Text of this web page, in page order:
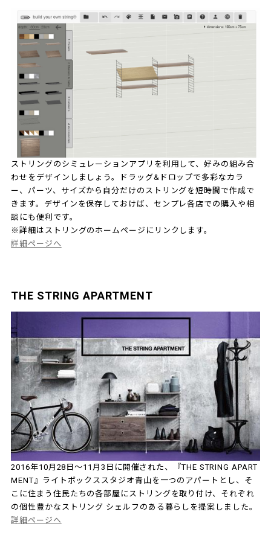
ストリングのシミュレーションアプリを利用して、好みの組み合
わせをデザインしましょう。ドラッグ&ドロップで多彩なカラ
ー、パーツ、サイズから自分だけのストリングを短時間で作成で
きます。デザインを保存しておけば、センプレ各店での購入や相
談にも便利です。
※詳細はストリングのホームページにリンクします。
詳細ページへ
THE STRING APARTMENT
2016年10月28日～11月3日に開催された、『THE STRING APART
MENT』ライトボックススタジオ青山を一つのアパートとし、そ
こに住まう住民たちの各部屋にストリングを取り付け、それぞれ
の個性豊かなストリング シェルフのある暮らしを提案しました。
詳細ページへ